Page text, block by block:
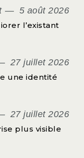
5 août 2026
l’existant
27 juillet 2026
une identité
27 juillet 2026
plus visible